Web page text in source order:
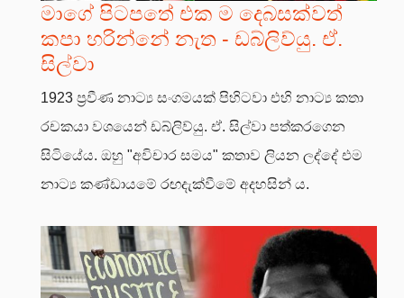
මාගේ පිටපතේ එක ම දෙබසක්වත්
කපා හරින්නේ නැත - ඩබ්ලිව්යු. ඒ.
සිල්වා
1923 ප්‍රවීණ නාට්‍ය සංගමයක් පිහිටවා එහි නාට්‍ය කතා
රචකයා වශයෙන් ඩබ්ලිව්යු. ඒ. සිල්වා පත්කරගෙන
සිටියේය. ඔහු "අවිචාර සමය" කතාව ලියන ලද්දේ එම
නාට්‍ය කණ්ඩායමේ රඟදැක්වීමේ අදහසින් ය.